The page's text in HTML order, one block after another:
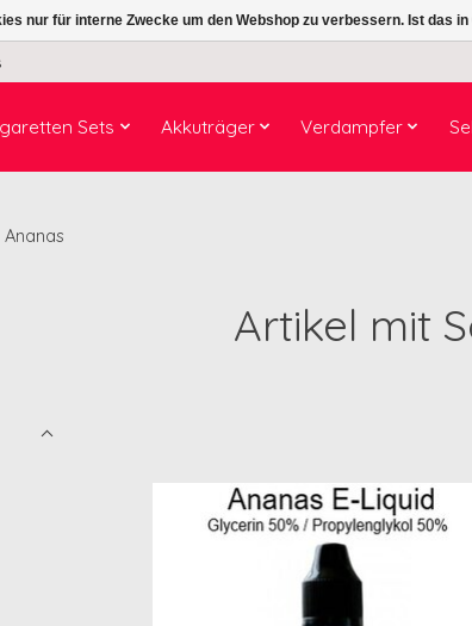
Sets Akkuträger Verdampfer
Ananas
Artikel mit
nur für interne Zwecke um den Webshop zu verbessern. Ist das in